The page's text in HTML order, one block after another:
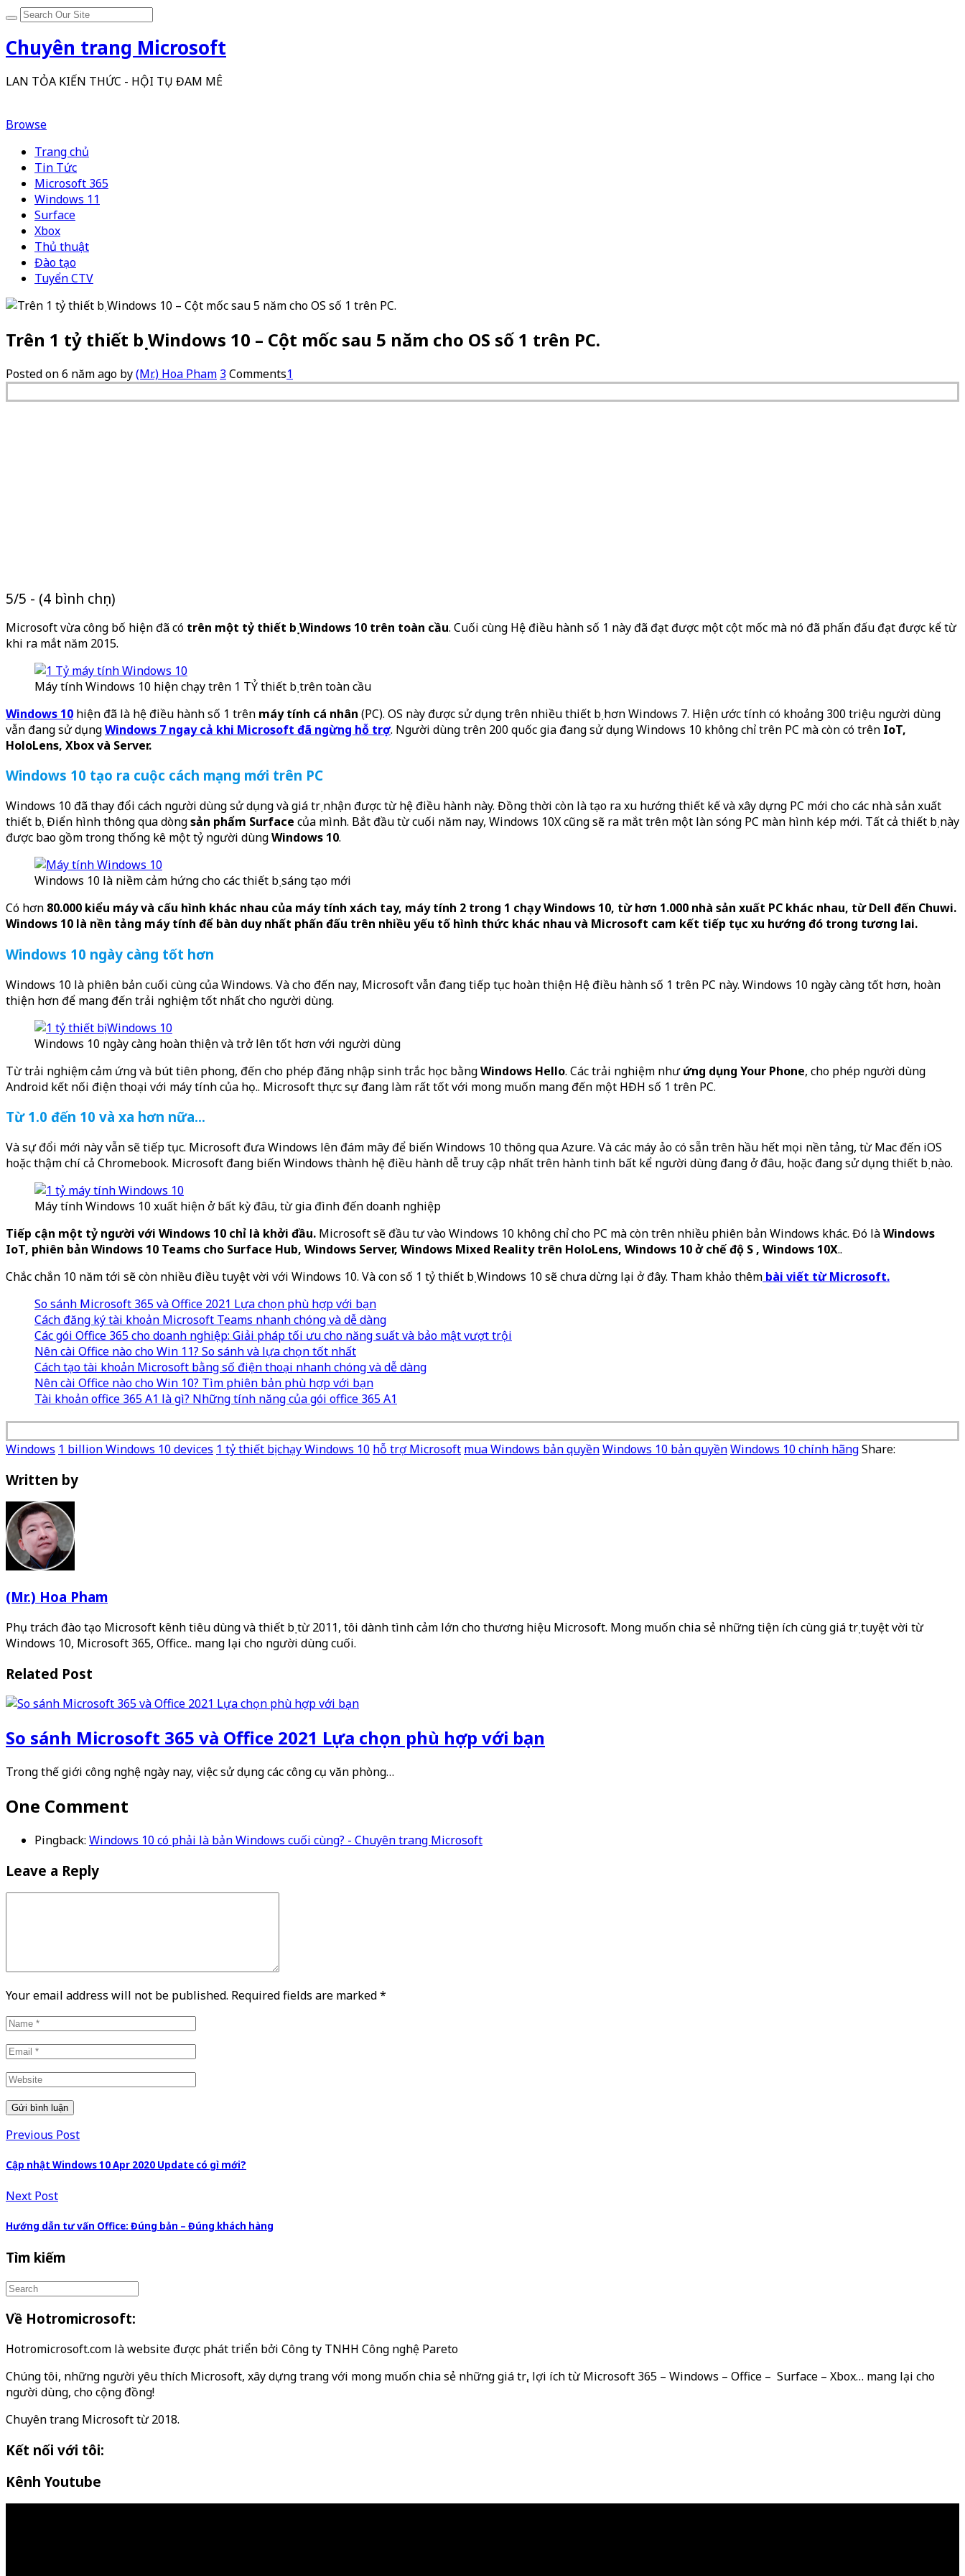
Chuyên trang Microsoft
LAN TỎA KIẾN THỨC - HỘI TỤ ĐAM MÊ
Browse
Trang chủ
Tin Tức
Microsoft 365
Windows 11
Surface
Xbox
Thủ thuật
Đào tạo
Tuyển CTV
Trên 1 tỷ thiết bị Windows 10 – Cột mốc sau 5 năm cho OS số 1 trên PC.
Posted on6 năm ago by(Mr.) Hoa Pham 3Comments1
5/5 - (4 bình chọn)
Microsoft vừa công bố hiện đã có trên một tỷ thiết bị Windows 10 trên toàn cầu. Cuối cùng Hệ điều hành số 1 này đã đạt được một cột mốc mà nó đã phấn đấu đạt được kể từ
khi ra mắt năm 2015.
Máy tính Windows 10 hiện chạy trên 1 TỶ thiết bị trên toàn cầu
Windows 10 hiện đã là hệ điều hành số 1 trên máy tính cá nhân (PC). OS này được sử dụng trên nhiều thiết bị hơn Windows 7. Hiện ước tính có khoảng 300 triệu người dùng
vẫn đang sử dụngWindows 7 ngay cả khi Microsoft đã ngừng hỗ trợ. Người dùng trên 200 quốc gia đang sử dụng Windows 10 không chỉ trên PC mà còn có trên IoT,
HoloLens, Xbox và Server.
Windows 10 tạo ra cuộc cách mạng mới trên PC
Windows 10 đã thay đổi cách người dùng sử dụng và giá trị nhận được từ hệ điều hành này. Đồng thời còn là tạo ra xu hướng thiết kế và xây dựng PC mới cho các nhà sản xuất
thiết bị. Điển hình thông qua dòngsản phẩm Surface của mình. Bắt đầu từ cuối năm nay, Windows 10X cũng sẽ ra mắt trên một làn sóng PC màn hình kép mới. Tất cả thiết bị này
được bao gồm trong thống kê một tỷ người dùngWindows 10.
Windows 10 là niềm cảm hứng cho các thiết bị sáng tạo mới
Có hơn 80.000 kiểu máy và cấu hình khác nhau của máy tính xách tay, máy tính 2 trong 1 chạy Windows 10, từ hơn 1.000 nhà sản xuất PC khác nhau, từ Dell đến Chuwi.
Windows 10 là nền tảng máy tính để bàn duy nhất phấn đấu trên nhiều yếu tố hình thức khác nhau và Microsoft cam kết tiếp tục xu hướng đó trong tương lai.
Windows 10 ngày càng tốt hơn
Windows 10 là phiên bản cuối cùng của Windows. Và cho đến nay, Microsoft vẫn đang tiếp tục hoàn thiện Hệ điều hành số 1 trên PC này. Windows 10 ngày càng tốt hơn, hoàn
thiện hơn để mang đến trải nghiệm tốt nhất cho người dùng.
Windows 10 ngày càng hoàn thiện và trở lên tốt hơn với người dùng
Từ trải nghiệm cảm ứng và bút tiên phong, đến cho phép đăng nhập sinh trắc học bằngWindows Hello. Các trải nghiệm nhưứng dụng Your Phone, cho phép người dùng
Android kết nối điện thoại với máy tính của họ.. Microsoft thực sự đang làm rất tốt với mong muốn mang đến một HĐH số 1 trên PC.
Từ 1.0 đến 10 và xa hơn nữa…
Và sự đổi mới này vẫn sẽ tiếp tục. Microsoft đưa Windows lên đám mây để biến Windows 10 thông qua Azure. Và các máy ảo có sẵn trên hầu hết mọi nền tảng, từ Mac đến iOS
hoặc thậm chí cả Chromebook. Microsoft đang biến Windows thành hệ điều hành dễ truy cập nhất trên hành tinh bất kể người dùng đang ở đâu, hoặc đang sử dụng thiết bị nào.
Máy tính Windows 10 xuất hiện ở bất kỳ đâu, từ gia đình đến doanh nghiệp
Tiếp cận một tỷ người với Windows 10 chỉ là khởi đầu. Microsoft sẽ đầu tư vào Windows 10 không chỉ cho PC mà còn trên nhiều phiên bản Windows khác. Đó làWindows
IoT, phiên bản Windows 10 Teams cho Surface Hub, Windows Server, Windows Mixed Reality trên HoloLens, Windows 10 ở chế độ S , Windows 10X..
Chắc chắn 10 năm tới sẽ còn nhiều điều tuyệt vời với Windows 10. Và con số 1 tỷ thiết bị Windows 10 sẽ chưa dừng lại ở đây. Tham khảo thêm bài viết từ Microsoft.
So sánh Microsoft 365 và Office 2021 Lựa chọn phù hợp với bạn
Cách đăng ký tài khoản Microsoft Teams nhanh chóng và dễ dàng
Các gói Office 365 cho doanh nghiệp: Giải pháp tối ưu cho năng suất và bảo mật vượt trội
Nên cài Office nào cho Win 11? So sánh và lựa chọn tốt nhất
Cách tạo tài khoản Microsoft bằng số điện thoại nhanh chóng và dễ dàng
Nên cài Office nào cho Win 10? Tìm phiên bản phù hợp với bạn
Tài khoản office 365 A1 là gì? Những tính năng của gói office 365 A1
Windows 1 billion Windows 10 devices 1 tỷ thiết bị chạy Windows 10 hỗ trợ Microsoft mua Windows bản quyềnWindows 10 bản quyềnWindows 10 chính hãngShare:
Written by
(Mr.) Hoa Pham
Phụ trách đào tạo Microsoft kênh tiêu dùng và thiết bị từ 2011, tôi dành tình cảm lớn cho thương hiệu Microsoft. Mong muốn chia sẻ những tiện ích cùng giá trị tuyệt vời từ
Windows 10, Microsoft 365, Office.. mang lại cho người dùng cuối.
Related Post
So sánh Microsoft 365 và Office 2021 Lựa chọn phù hợp với bạn
Trong thế giới công nghệ ngày nay, việc sử dụng các công cụ văn phòng…
One Comment
Pingback: Windows 10 có phải là bản Windows cuối cùng? - Chuyên trang Microsoft
Leave a Reply
Your email address will not be published. Required fields are marked*
Previous Post
Cập nhật Windows 10 Apr 2020 Update có gì mới?
Next Post
Hướng dẫn tư vấn Office: Đúng bản – Đúng khách hàng
Tìm kiếm
Về Hotromicrosoft:
Hotromicrosoft.com là website được phát triển bởi Công ty TNHH Công nghệ Pareto
Chúng tôi, những người yêu thích Microsoft, xây dựng trang với mong muốn chia sẻ những giá trị, lợi ích từ Microsoft 365 – Windows – Office – Surface – Xbox… mang lại cho
người dùng, cho cộng đồng!
Chuyên trang Microsoft từ 2018.
Kết nối với tôi:
Kênh Youtube